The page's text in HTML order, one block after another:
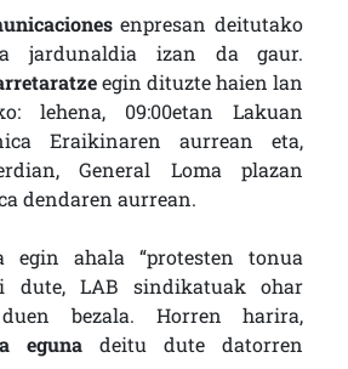
enpresan deitutako
jardunaldia izan da gaur.
egin dituzte haien lan
lehena, 09:00etan Lakuan
Eraikinaren aurrean eta,
General Loma plazan
dendaren aurrean.
egin ahala “protesten tonua
dute, LAB sindikatuak ohar
bezala. Horren harira,
egunadeitu dute datorren